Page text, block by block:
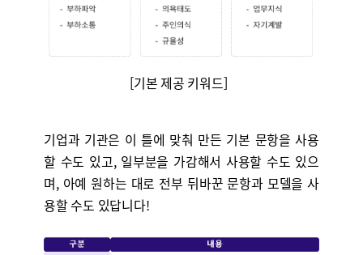
[기본 제공 키워드]
기업과 기관은 이 틀에 맞춰 만든 기본 문항을 사용
할 수도 있고, 일부분을 가감해서 사용할 수도 있으
며, 아예 원하는 대로 전부 뒤바꾼 문항과 모델을 사
용할 수도 있답니다!